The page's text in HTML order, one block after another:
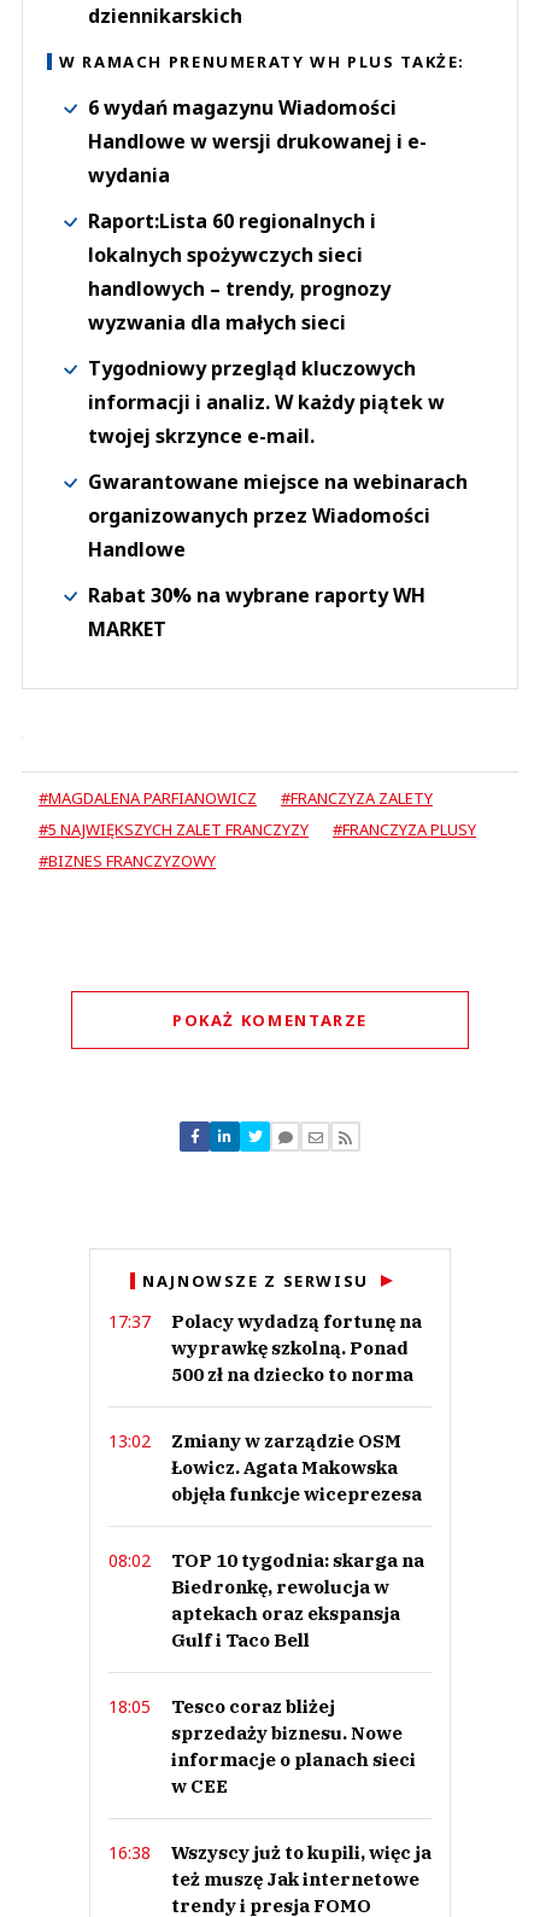
dziennikarskich
W RAMACH PRENUMERATY WH PLUS TAKŻE:
6 wydań magazynu Wiadomości
Handlowe w wersji drukowanej i e-
wydania
Raport:Lista 60 regionalnych i
lokalnych spożywczych sieci
handlowych – trendy, prognozy
wyzwania dla małych sieci
Tygodniowy przegląd kluczowych
informacji i analiz. W każdy piątek w
twojej skrzynce e-mail.
Gwarantowane miejsce na webinarach
organizowanych przez Wiadomości
Handlowe
Rabat 30% na wybrane raporty WH
MARKET
#MAGDALENA PARFIANOWICZ
#FRANCZYZA ZALETY
#5 NAJWIĘKSZYCH ZALET FRANCZYZY
#FRANCZYZA PLUSY
#BIZNES FRANCZYZOWY
POKAŻ KOMENTARZE
Nie znaleziono komentarzy
Zostaw swoje komentarze
NAJNOWSZE Z SERWISU
17:37
Polacy wydadzą fortunę na
wyprawkę szkolną. Ponad
500 zł na dziecko to norma
13:02
Zmiany w zarządzie OSM
Łowicz. Agata Makowska
objęła funkcje wiceprezesa
08:02
TOP 10 tygodnia: skarga na
Biedronkę, rewolucja w
aptekach oraz ekspansja
Gulf i Taco Bell
18:05
Tesco coraz bliżej
sprzedaży biznesu. Nowe
informacje o planach sieci
w CEE
16:38
Wszyscy już to kupili, więc ja
też muszę Jak internetowe
trendy i presja FOMO